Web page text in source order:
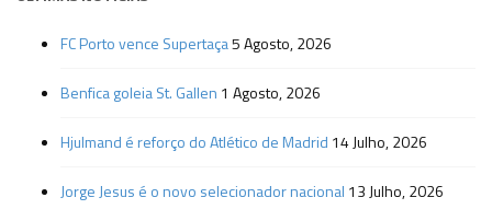
FC Porto vence Supertaça5 Agosto, 2026
Benfica goleia St. Gallen 1 Agosto, 2026
Hjulmand é reforço do Atlético de Madrid 14 Julho, 2026
Jorge Jesus é o novo selecionador nacional 13 Julho, 2026